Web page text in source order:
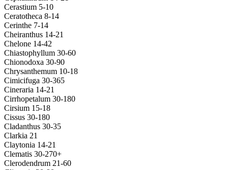
Cerastium 5-10
Ceratotheca 8-14
Cerinthe 7-14
Cheiranthus 14-21
Chelone 14-42
Chiastophyllum 30-60
Chionodoxa 30-90
Chrysanthemum 10-18
Cimicifuga 30-365
Cineraria 14-21
Cirrhopetalum 30-180
Cirsium 15-18
Cissus 30-180
Cladanthus 30-35
Clarkia 21
Claytonia 14-21
Clematis 30-270+
Clerodendrum 21-60